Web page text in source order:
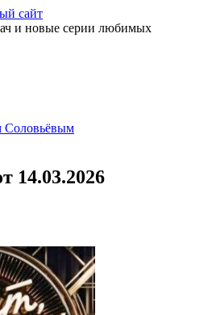
сайт
и новые серии любимых
Соловьёвым
14.03.2026